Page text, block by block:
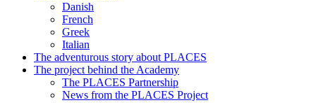
Danish
French
Greek
Italian
The adventurous story about PLACES
The project behind the Academy
The PLACES Partnership
News from the PLACES Project